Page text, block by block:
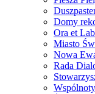
Domy
Ora et
Miasto
Nowa
Rada